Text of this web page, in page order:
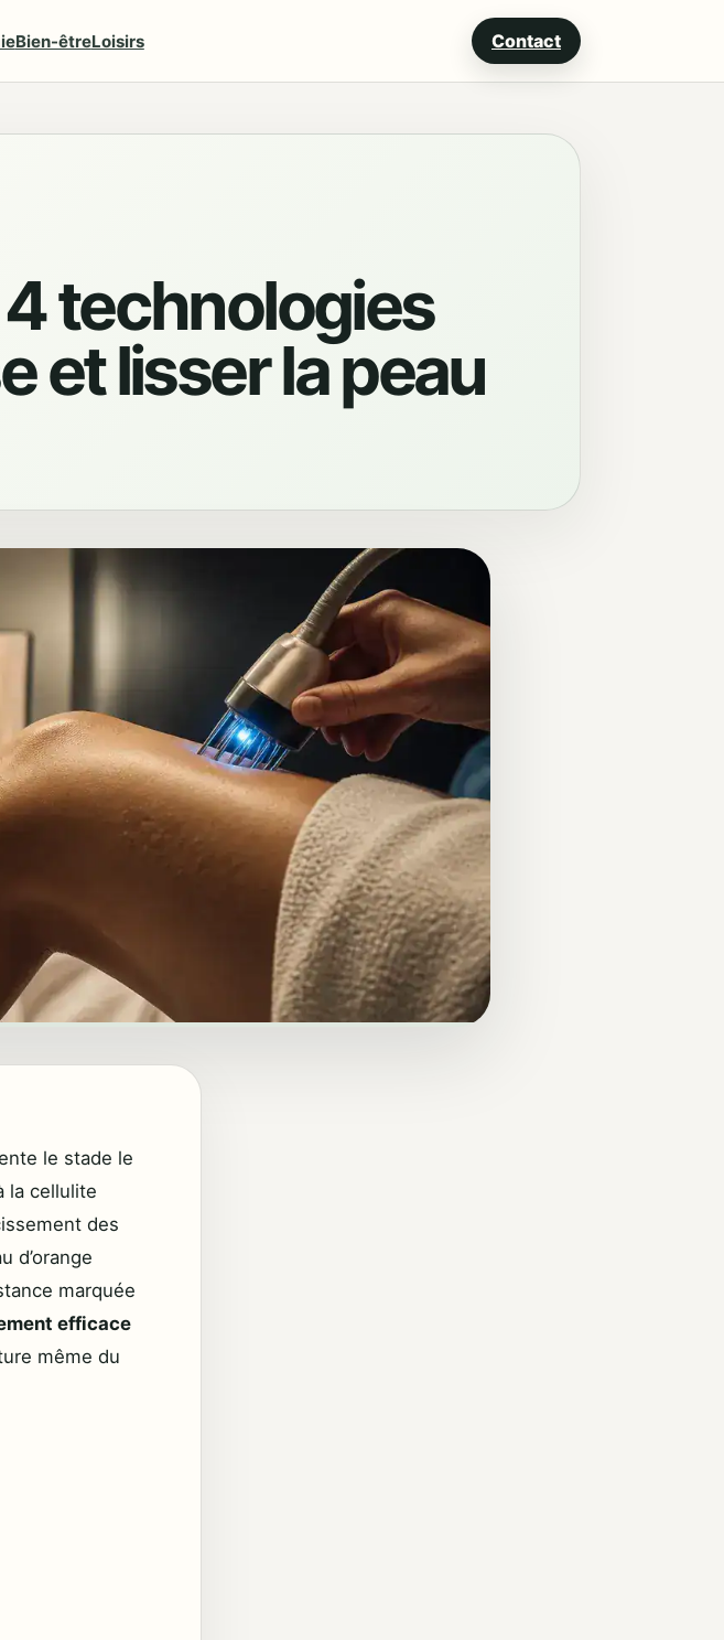
Bien-êtreLoisirs Contact
technologies
et lisser la peau
le stade le
la cellulite
des
d’orange
marquée
efficace
même du